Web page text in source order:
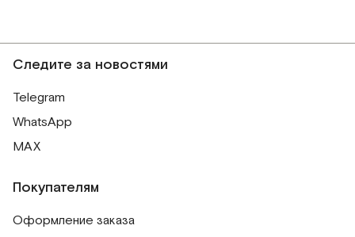
Следите за новостями
Telegram
WhatsApp
MAX
Покупателям
Оформление заказа